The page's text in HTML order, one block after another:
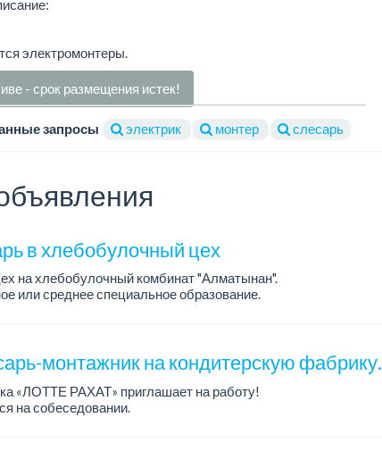
электромонтеры.
- срок размещения истек!
запросы электрик монтер слесарь
в хлебобулочный цех
на хлебобулочный комбинат "Алматынан".
или среднее специальное образование.
монтажник на кондитерскую фабрику.
«ЛОТТЕ РАХАТ» приглашает на работу!
на собеседовании.